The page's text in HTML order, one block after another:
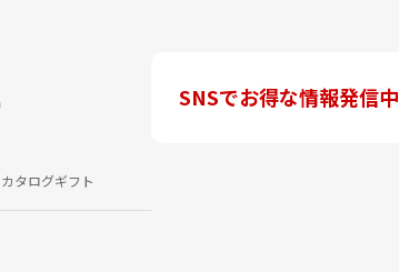
タログギフト
SNSでお得な情報発信中